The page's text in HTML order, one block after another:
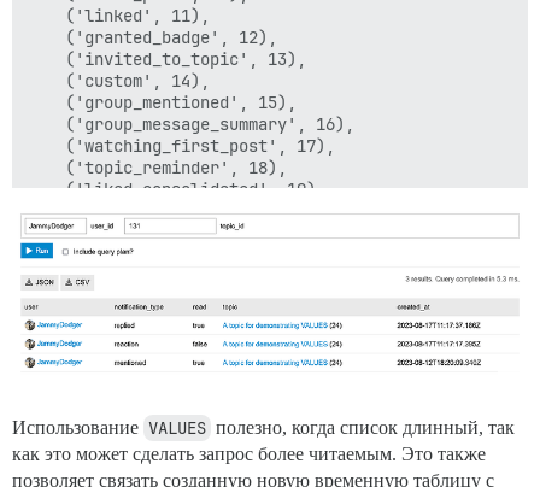
    ('linked', 11),
    ('granted_badge', 12),
    ('invited_to_topic', 13),
    ('custom', 14),
    ('group_mentioned', 15),
    ('group_message_summary', 16),
    ('watching_first_post', 17),
    ('topic_reminder', 18),
    ('liked_consolidated', 19),
    ('post_approved', 20),
    ('code_review_commit_approved', 21),
    ('membership_request_accepted', 22),
    ('membership_request_consolidated', 23),
    ('bookmark_reminder', 24),
    ('reaction', 25),
    ('votes_released', 26),
    ('event_reminder', 27),
    ('chat_message', 30),
    ('chat_invitation', 31),
    ('chat_group_mention', 32),
Использование VALUES полезно, когда список длинный, так
как это может сделать запрос более читаемым. Это также
позволяет связать созданную новую временную таблицу с